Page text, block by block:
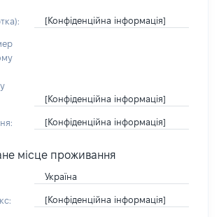
[Конфіденційна інформація]
[Конфіденційна інформація]
[Конфіденційна інформація]
місце проживання
Україна
[Конфіденційна інформація]